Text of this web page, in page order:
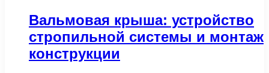
Вальмовая крыша: устройство
стропильной системы и монтаж
конструкции